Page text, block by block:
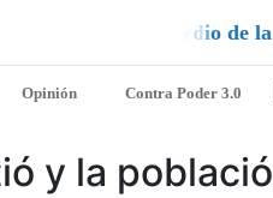
le a q
Opinión Contra Poder 3.0
y la